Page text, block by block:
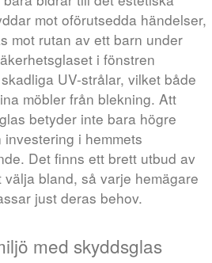
mot oförutsedda händelser,
mot rutan av ett barn under
i fönstren
UV-strålar, vilket både
möbler från blekning. Att
betyder inte bara högre
i hemmets
Det finns ett brett utbud av
bland, så varje hemägare
just deras behov.
med skyddsglas